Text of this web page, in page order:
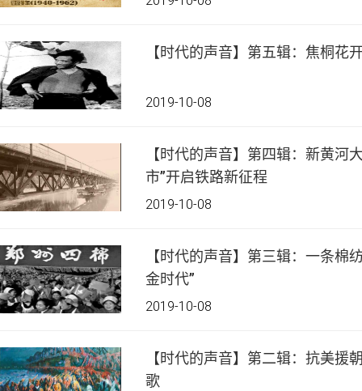
【时代的声音】第五辑：焦桐花
2019-10-08
【时代的声音】第四辑：新黄河
市”开启铁路新征程
2019-10-08
【时代的声音】第三辑：一条棉
金时代”
2019-10-08
【时代的声音】第二辑：抗美援
歌